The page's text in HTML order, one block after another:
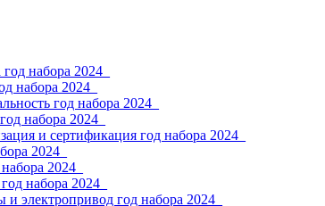
набора 2024_
набора 2024_
год набора 2024_
набора 2024_
и сертификация год набора 2024_
2024_
2024_
набора 2024_
год набора 2024_